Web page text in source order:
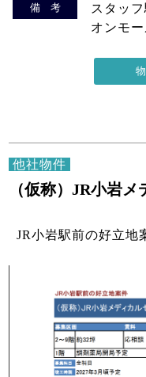
備 考
スタッ
オンモ
他社物件
（仮称）JR小岩
JR小岩駅前の好立地